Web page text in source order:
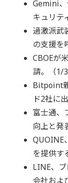
Gemini
キュリテ
過激派武
の支援を
CBOEが
請。（1/
Bitpoint
ド2社に
富士通、
向上と発
QUOINE
を提供す
LINE、
会社およ